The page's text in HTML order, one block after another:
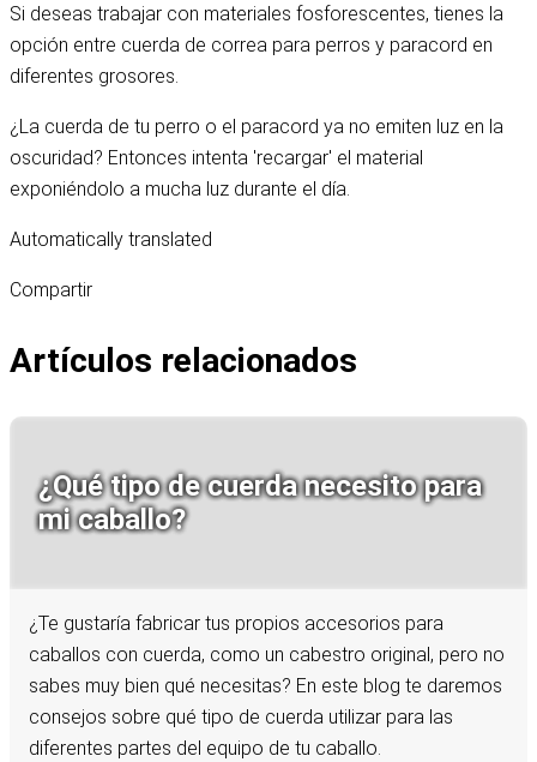
Si deseas trabajar con materiales fosforescentes, tienes la
opción entre cuerda de correa para perros y paracord en
diferentes grosores.
¿La cuerda de tu perro o el paracord ya no emiten luz en la
oscuridad? Entonces intenta 'recargar' el material
exponiéndolo a mucha luz durante el día.
Automatically translated
Compartir
Artículos relacionados
¿Qué tipo de cuerda necesito para
mi caballo?
¿Te gustaría fabricar tus propios accesorios para
caballos con cuerda, como un cabestro original, pero no
sabes muy bien qué necesitas? En este blog te daremos
consejos sobre qué tipo de cuerda utilizar para las
diferentes partes del equipo de tu caballo.